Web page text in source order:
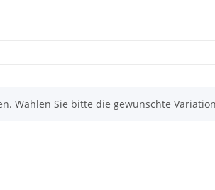
Wählen Sie bitte die gewünschte